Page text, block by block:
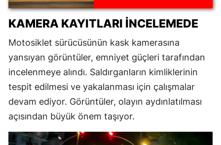
sporuna ne gibi
katkılar yapılacak?
KAMERA KAYITLARI İNCELEMEDE
Motosiklet sürücüsünün kask kamerasına
yansıyan görüntüler, emniyet güçleri tarafından
incelenmeye alındı. Saldırganların kimliklerinin
tespit edilmesi ve yakalanması için çalışmalar
devam ediyor. Görüntüler, olayın aydınlatılması
açısından büyük önem taşıyor.